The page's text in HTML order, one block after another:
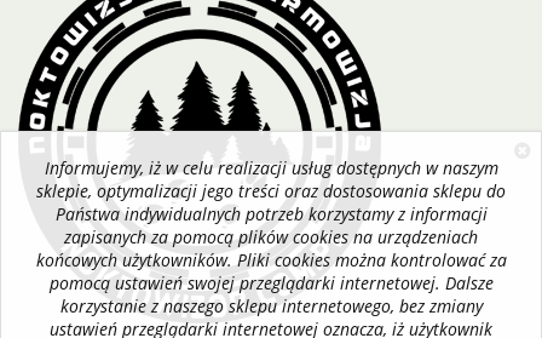
Informujemy, iż w celu realizacji usług dostępnych w naszym
sklepie, optymalizacji jego treści oraz dostosowania sklepu do
Państwa indywidualnych potrzeb korzystamy z informacji
zapisanych za pomocą plików cookies na urządzeniach
końcowych użytkowników. Pliki cookies można kontrolować za
pomocą ustawień swojej przeglądarki internetowej. Dalsze
korzystanie z naszego sklepu internetowego, bez zmiany
ustawień przeglądarki internetowej oznacza, iż użytkownik